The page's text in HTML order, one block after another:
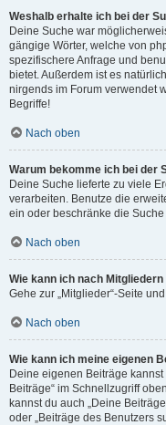
Weshalb erhalte ich bei der
Deine Suche war
gängige Wörter, welche von
spezifischere Anfrage und
bietet. Außerdem ist es
nirgends im Forum verwendet
Begriffe!
Nach oben
Warum bekomme ich bei der
Deine Suche lieferte zu viele
verarbeiten. Benutze die
ein oder beschränke die
Nach oben
Wie kann ich nach
Gehe zur „Mitglieder“-Seite
Nach oben
Wie kann ich meine eigenen
Deine eigenen Beiträge
Beiträge“ im Schnellzugriff
kannst du auch „Deine
oder „Beiträge des Benutzers